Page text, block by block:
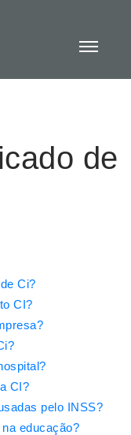
de
Ci?
CI?
CI?
pelo INSS?
educação?